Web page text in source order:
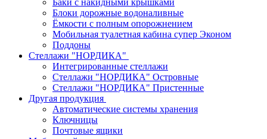
Баки с накидными крышками
Блоки дорожные водоналивные
Ёмкости с полным опорожнением
Мобильная туалетная кабина супер Эконом
Поддоны
Стеллажи "НОРДИКА"
Интегрированные стеллажи
Стеллажи "НОРДИКА" Островные
Стеллажи "НОРДИКА" Пристенные
Другая продукция
Автоматические системы хранения
Ключницы
Почтовые ящики